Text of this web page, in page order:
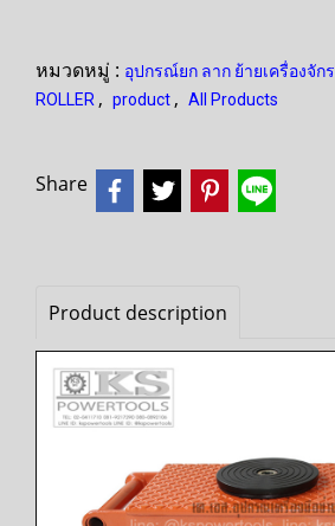
หมวดหมู่ : อุปกรณ์ยก ลาก ย้ายเครื่องจักร
ROLLER , product , All Products
Share
Product description